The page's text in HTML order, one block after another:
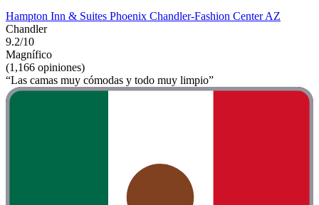
Hampton Inn & Suites Phoenix Chandler-Fashion Center AZ
Chandler
9.2/10
Magnífico
(1,166 opiniones)
“Las camas muy cómodas y todo muy limpio”